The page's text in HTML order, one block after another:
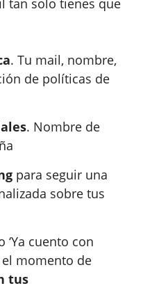
. Tu mail, nombre,
de políticas de
. Nombre de
para seguir una
sobre tus
‘Ya cuento con
el momento de
tus